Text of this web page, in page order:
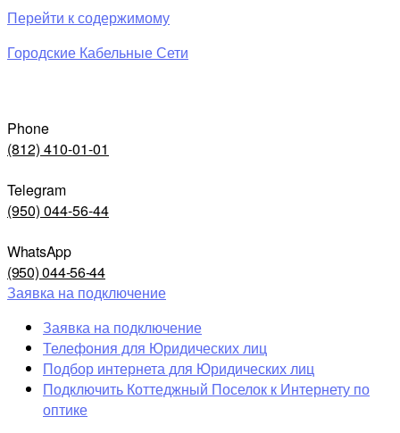
Перейти к содержимому
Городские Кабельные Сети
Phone
(812) 410-01-01
Telegram
(950) 044-56-44
WhatsApp
(950) 044-56-44
Заявка на подключение
Заявка на подключение
Телефония для Юридических лиц
Подбор интернета для Юридических лиц
Подключить Коттеджный Поселок к Интернету по
оптике